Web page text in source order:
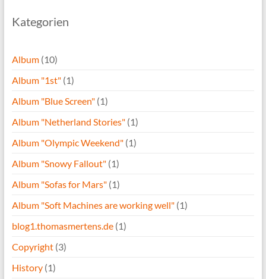
Kategorien
Album(10)
Album "1st"(1)
Album "Blue Screen"(1)
Album "Netherland Stories"(1)
Album "Olympic Weekend"(1)
Album "Snowy Fallout"(1)
Album "Sofas for Mars"(1)
Album "Soft Machines are working well"(1)
blog1.thomasmertens.de(1)
Copyright(3)
History(1)